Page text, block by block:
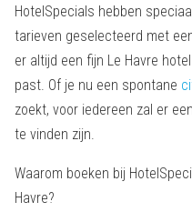
HotelSpecials hebben
tarieven geselecteerd met
er altijd een fijn Le Havre
past. Of je nu een spontane
zoekt, voor iedereen zal er
te vinden zijn.
Waarom boeken bij
Havre?